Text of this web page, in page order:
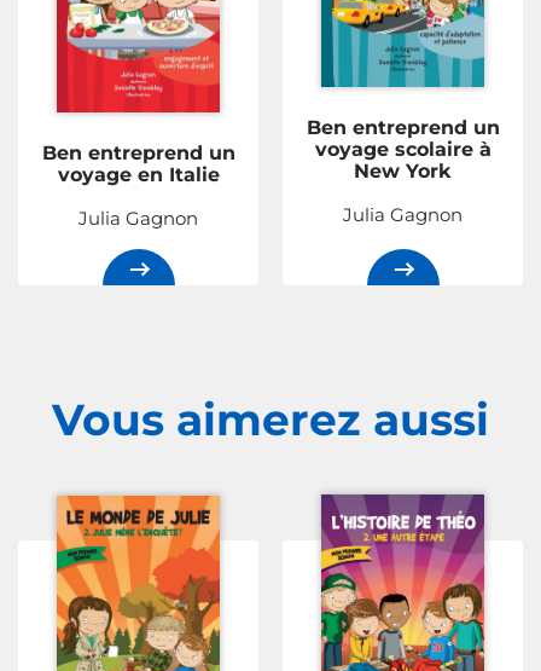
Ben entreprend un
voyage en Italie
Julia Gagnon
Ben entreprend un
voyage scolaire à
New York
Julia Gagnon
Vous aimerez aussi